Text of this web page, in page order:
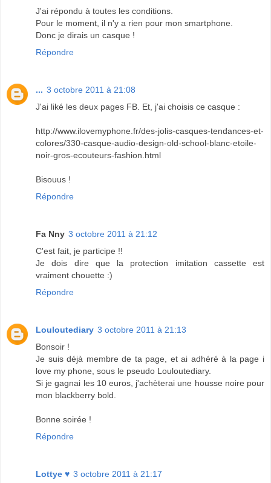
J'ai répondu à toutes les conditions.
Pour le moment, il n'y a rien pour mon smartphone.
Donc je dirais un casque !
Répondre
... 3 octobre 2011 à 21:08
J'ai liké les deux pages FB. Et, j'ai choisis ce casque :
http://www.ilovemyphone.fr/des-jolis-casques-tendances-et-
colores/330-casque-audio-design-old-school-blanc-etoile-
noir-gros-ecouteurs-fashion.html
Bisouus !
Répondre
Fa Nny 3 octobre 2011 à 21:12
C'est fait, je participe !!
Je dois dire que la protection imitation cassette est
vraiment chouette :)
Répondre
Louloutediary 3 octobre 2011 à 21:13
Bonsoir !
Je suis déjà membre de ta page, et ai adhéré à la page i
love my phone, sous le pseudo Louloutediary.
Si je gagnai les 10 euros, j'achèterai une housse noire pour
mon blackberry bold.
Bonne soirée !
Répondre
Lottye ♥ 3 octobre 2011 à 21:17